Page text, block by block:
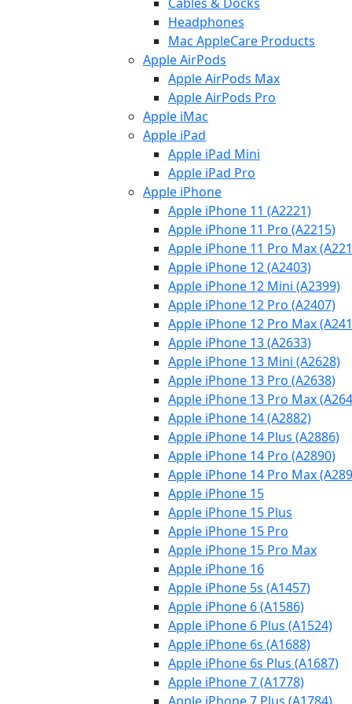
Headphones
Mac AppleCare Products
Apple AirPods
Apple AirPods Max
Apple AirPods Pro
Apple iMac
Apple iPad
Apple iPad Mini
Apple iPad Pro
Apple iPhone
Apple iPhone 11 (A2221)
Apple iPhone 11 Pro (A2215)
Apple iPhone 11 Pro Max
Apple iPhone 12 (A2403)
Apple iPhone 12 Mini (A2399)
Apple iPhone 12 Pro (A2407)
Apple iPhone 12 Pro Max
Apple iPhone 13 (A2633)
Apple iPhone 13 Mini (A2628)
Apple iPhone 13 Pro (A2638)
Apple iPhone 13 Pro Max
Apple iPhone 14 (A2882)
Apple iPhone 14 Plus (A2886)
Apple iPhone 14 Pro (A2890)
Apple iPhone 14 Pro Max
Apple iPhone 15
Apple iPhone 15 Plus
Apple iPhone 15 Pro
Apple iPhone 15 Pro Max
Apple iPhone 16
Apple iPhone 5s (A1457)
Apple iPhone 6 (A1586)
Apple iPhone 6 Plus (A1524)
Apple iPhone 6s (A1688)
Apple iPhone 6s Plus (A1687)
Apple iPhone 7 (A1778)